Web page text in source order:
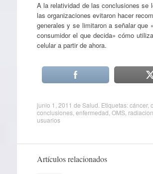
A la relatividad de las conclusiones se
las organizaciones evitaron hacer
generales y se limitaron a señalar que
consumidor el que decida» cómo
celular a partir de ahora.
junio 1, 2011 de Salud . Etiquetas:cáncer,
conclusiones, enfermedad OMS,
usuarios
Artículos relacionados